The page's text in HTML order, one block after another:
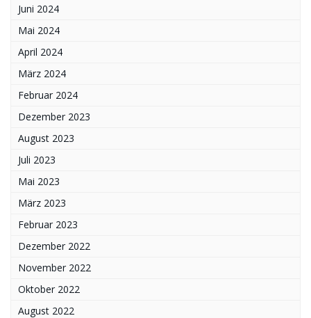
Juni 2024
Mai 2024
April 2024
März 2024
Februar 2024
Dezember 2023
August 2023
Juli 2023
Mai 2023
März 2023
Februar 2023
Dezember 2022
November 2022
Oktober 2022
August 2022